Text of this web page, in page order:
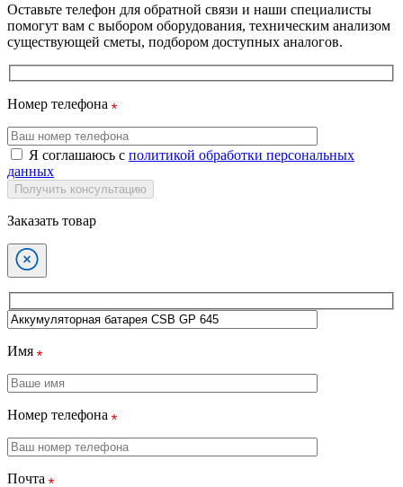
Оставьте телефон для обратной связи и наши специалисты
помогут вам с выбором оборудования, техническим анализом
существующей сметы, подбором доступных аналогов.
Номер телефона
Я соглашаюсь с политикой обработки персональных
данных
Получить консультацию
Заказать товар
Имя
Номер телефона
Почта